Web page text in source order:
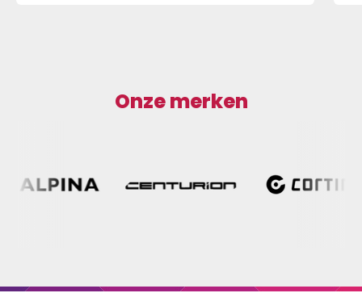
Onze merken